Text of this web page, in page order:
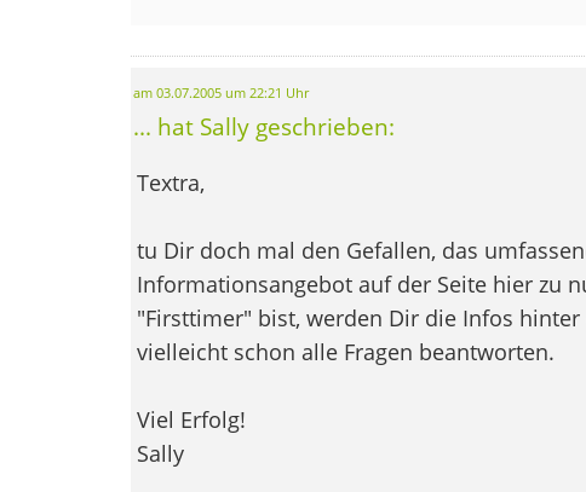
am 03.07.2005 um 22:21 Uhr
... hat Sally geschrieben:
Textra,
tu Dir doch mal den Gefallen, das
Informationsangebot auf der Seite hier zu
"Firsttimer" bist, werden Dir die Infos
vielleicht schon alle Fragen beantworten.
Viel Erfolg!
Sally